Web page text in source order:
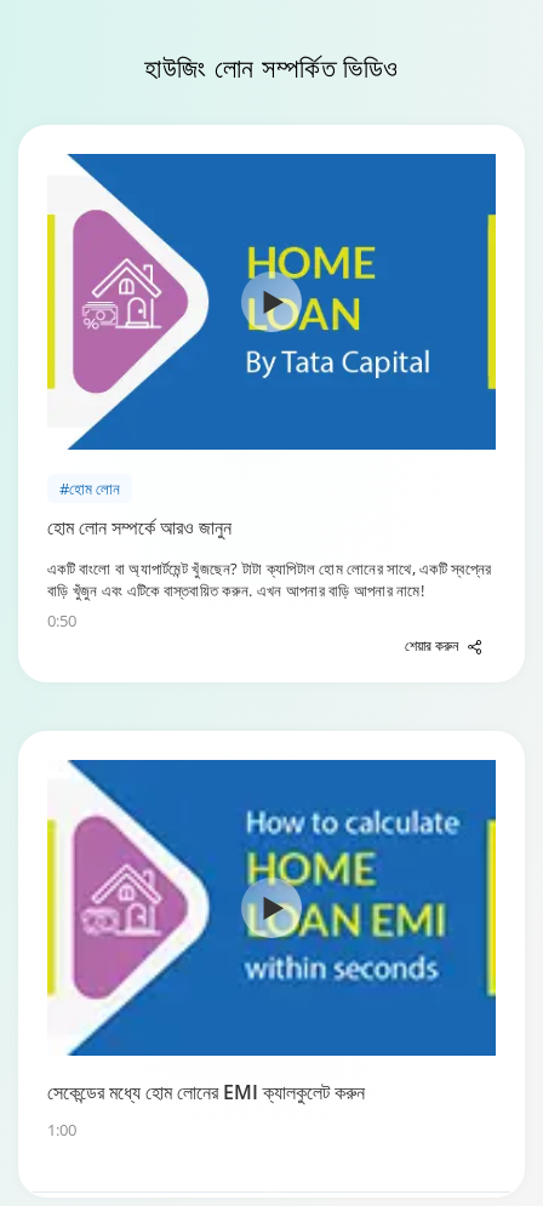
হাউজিং লোন সম্পর্কিতভিডিও
#হোম লোন
হোম লোন সম্পর্কে আরও জানুন
একটি বাংলো বা অ্যাপার্টমেন্ট খুঁজছেন? টাটা ক্যাপিটাল হোম লোনের সাথে, একটি স্বপ্নের
বাড়ি খুঁজুন এবং এটিকে বাস্তবায়িত করুন. এখন আপনার বাড়ি আপনার নামে!
0:50
শেয়ার করুন
সেকেন্ডের মধ্যে হোম লোনের EMI ক্যালকুলেট করুন
1:00